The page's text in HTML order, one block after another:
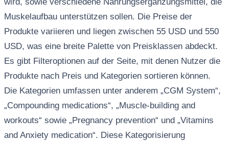
wird, sowie verschiedene Nahrungsergänzungsmittel, die
Muskelaufbau unterstützen sollen. Die Preise der
Produkte variieren und liegen zwischen 55 USD und 550
USD, was eine breite Palette von Preisklassen abdeckt.
Es gibt Filteroptionen auf der Seite, mit denen Nutzer die
Produkte nach Preis und Kategorien sortieren können.
Die Kategorien umfassen unter anderem „CGM System“,
„Compounding medications“, „Muscle-building and
workouts“ sowie „Pregnancy prevention“ und „Vitamins
and Anxiety medication“. Diese Kategorisierung